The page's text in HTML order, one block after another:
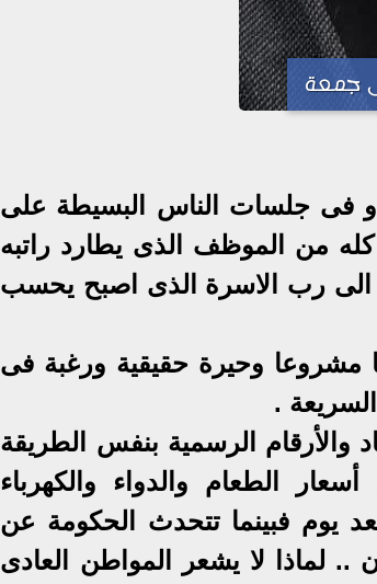
جمعة
فى جلسات الناس البسيطة على
من الموظف الذى يطارد راتبه
رب الاسرة الذى اصبح يحسب
وحيرة حقيقية ورغبة فى
.
والأرقام الرسمية بنفس الطريقة
الطعام والدواء والكهرباء
يوم فبينما تتحدث الحكومة عن
لماذا لا يشعر المواطن العادى